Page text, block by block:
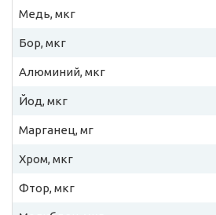
Медь, мкг
Бор, мкг
Алюминий, мкг
Йод, мкг
Марганец, мг
Хром, мкг
Фтор, мкг